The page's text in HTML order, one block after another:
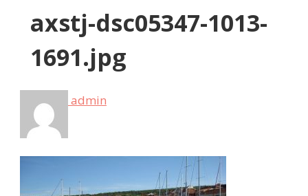
axstj-dsc05347-1013-
1691.jpg
admin